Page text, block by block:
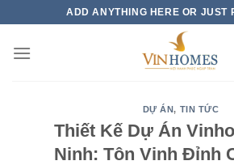
nội
ADD ANYTHING HERE OR JUST
DỰ ÁN, TIN TỨC
Thiết Kế Dự Án
Ninh: Tôn Vinh Đỉnh